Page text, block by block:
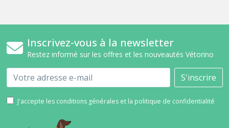
Inscrivez-vous à la newsletter
Restez informé sur les offres et les nouveautés Vétorino
Email S'inscrire
J'accepte les conditions générales et la politique de confidentialité